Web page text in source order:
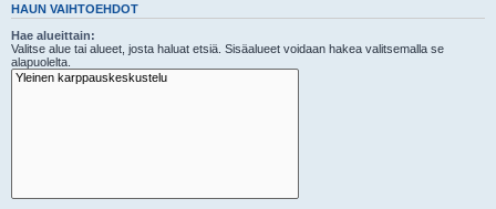
HAUN VAIHTOEHDOT
Hae alueittain:
Valitse alue tai alueet, josta haluat etsiä. Sisäalueet voidaan hakea valitsemalla se
alapuolelta.